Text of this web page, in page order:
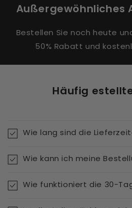
Außergewöhnliches
Bestellen Sie noch heute
50% Rabatt und
Häufig
Wie lang sind die
Wie kann ich meine
Wie funktioniert die 30-